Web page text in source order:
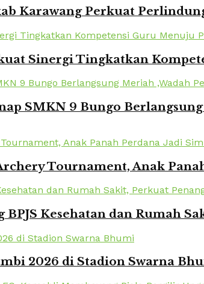
Karawang Perkuat
Sinergi Tingkatkan
SMKN 9 Bungo
Tournament, Anak
BPJS Kesehatan dan Rumah
2026 di Stadion Swarna